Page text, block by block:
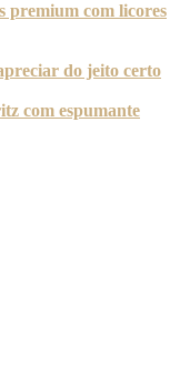
premium com licores
do jeito certo
com espumante